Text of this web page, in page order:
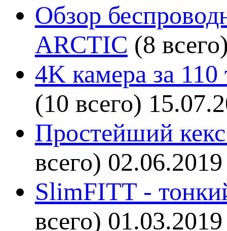
Обзор
ARCTIC (8
4K камера за
(10 всего)
Простейший кекс
всего) 02.06.2019
SlimFITT -
всего) 01.03.2019